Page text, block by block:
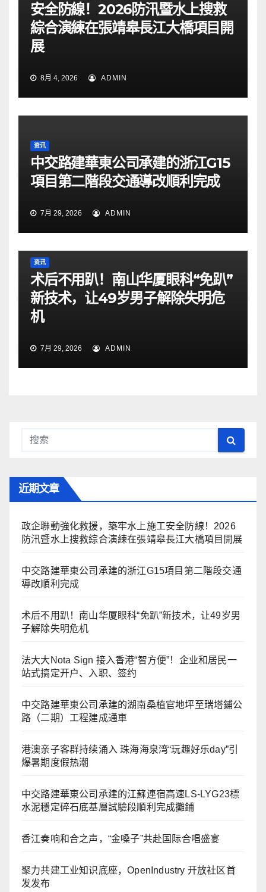
安全防線！2026防汛暨水上搜救
綜合演練在張靖皋長江大橋項目開
展
8月 4, 2026 ADMIN
资讯
中交路建華東公司承建的浙江G15
項目第二階段交通導改順利完成
7月 29, 2026 ADMIN
资讯
术后不用趴！南山华厦眼科“免趴”
新技术，让49岁男子解除失明危
机
7月 29, 2026 ADMIN
近期文章
政企聯動強化救援，築牢水上施工安全防線！2026
防汛暨水上搜救綜合演練在張靖皋長江大橋項目開展
中交路建華東公司承建的浙江G15項目第二階段交通
導改順利完成
术后不用趴！南山华厦眼科“免趴”新技术，让49岁男
子解除失明危机
法大大Nota Sign 接入香港“智方便”！企业和居民一
站式搞定开户、入职、签约
中交路建華東公司承建的湖南桑植官地坪至瑞塔鋪公
路（二期）工程建成通車
港澳亲子客群持续涌入 珠海海泉湾“玩趣好乐day”引
爆暑期度假热潮
中交路建華東公司承建的江蘇連宿高速LS-LYG23標
水泥穩定碎石底基層試驗段順利完成攤鋪
香江奏响和合之声，“金嗓子”共赴国际合唱盛宴
聚力共建工业知识底座，OpenIndustry 开放社区首
发发布